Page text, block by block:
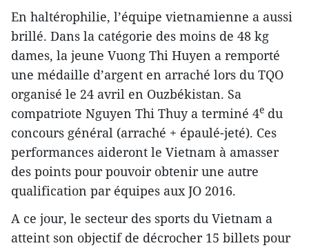
En haltérophilie, l’équipe vietnamienne a ​aussi
brillé. Dans la catégorie des moins de 48 kg ​
dames, la jeune Vuong Thi Huyen a remporté
une médaille d’argent en arraché lors d​u TQO
organisé le 24 avril en Ouzbékistan. Sa
compatriote Nguyen Thi Thuy a terminé 4e du
concours général (arraché + épaulé-jeté). Ces
performances aideront le Vietnam à amasser
des points pour pouvoir obtenir une autre
qualification ​par équipes aux JO 2016.
A ce jour, le secteur des sports du Vietnam a
atteint son objectif ​de décrocher 15 billets pour